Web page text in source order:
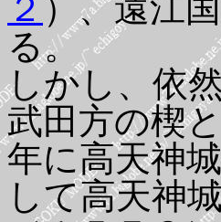
２ ）、遠江
る。
しかし、依
武田方の楔
年に高天神
して高天神